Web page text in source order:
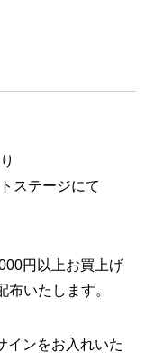
ステージにて
円以上お買上げ
いたします。
インをお入れいた